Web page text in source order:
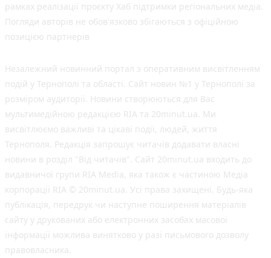
рамках реалізації проєкту Хаб підтримки регіональних медіа.
Погляди авторів не обов'язково збігаються з офіційною
позицією партнерів
Незалежний новинний портал з оперативним висвітленням
подій у Тернополі та області. Сайт новин №1 у Тернополі за
розміром аудиторії. Новини створюються для Вас
мультимедійною редакцією RIA та 20minut.ua. Ми
висвітлюємо важливі та цікаві події, людей, життя
Тернополя. Редакція запрошує читачів додавати власні
новини в розділ "Від читачів". Сайт 20minut.ua входить до
видавничої групи RIA Media, яка також є частиною Медіа
корпорації RIA © 20minut.ua. Усі права захищені. Будь-яка
публiкацiя, передрук чи наступне поширення матеріалів
сайту у друкованих або електронних засобах масової
інформації можлива винятково у разі письмового дозволу
правовласника.